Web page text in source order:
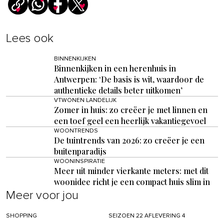
Lees ook
BINNENKIJKEN
Binnenkijken in een herenhuis in
Antwerpen: ‘De basis is wit, waardoor de
authentieke details beter uitkomen’
VTWONEN LANDELIJK
Zomer in huis: zo creëer je met linnen en
een toef geel een heerlijk vakantiegevoel
WOONTRENDS
De tuintrends van 2026: zo creëer je een
buitenparadijs
WOONINSPIRATIE
Meer uit minder vierkante meters: met dit
woonidee richt je een compact huis slim in
Meer voor jou
SHOPPING SEIZOEN 22 AFLEVERING 4